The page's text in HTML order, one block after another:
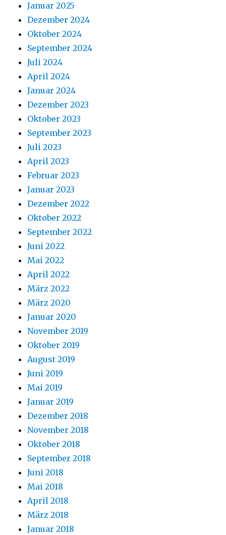
Januar 2025
Dezember 2024
Oktober 2024
September 2024
Juli 2024
April 2024
Januar 2024
Dezember 2023
Oktober 2023
September 2023
Juli 2023
April 2023
Februar 2023
Januar 2023
Dezember 2022
Oktober 2022
September 2022
Juni 2022
Mai 2022
April 2022
März 2022
März 2020
Januar 2020
November 2019
Oktober 2019
August 2019
Juni 2019
Mai 2019
Januar 2019
Dezember 2018
November 2018
Oktober 2018
September 2018
Juni 2018
Mai 2018
April 2018
März 2018
Januar 2018